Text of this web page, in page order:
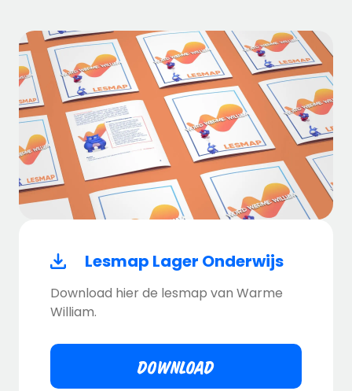
Lesmap Lager Onderwijs
Download hier de lesmap van Warme
William.
DOWNLOAD